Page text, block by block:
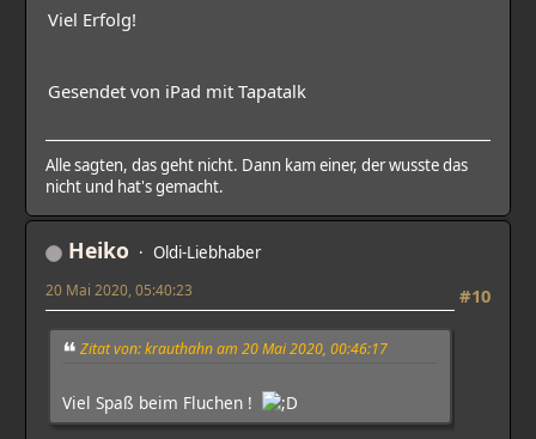
Viel Erfolg!
Gesendet von iPad mit Tapatalk
Alle sagten, das geht nicht. Dann kam einer, der wusste das
nicht und hat's gemacht.
Heiko Oldi-Liebhaber
#10
20 Mai 2020, 05:40:23
Zitat von: krauthahn am 20 Mai 2020, 00:46:17
Viel Spaß beim Fluchen !